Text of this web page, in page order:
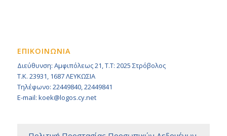
ΕΠΙΚΟΙΝΩΝΙΑ
Διεύθυνση: Αμφιπόλεως 21, Τ.Τ: 2025 Στρόβολος
Τ.Κ. 23931, 1687 ΛΕΥΚΩΣΙΑ
Τηλέφωνο: 22449840, 22449841
E-mail: koek@logos.cy.net